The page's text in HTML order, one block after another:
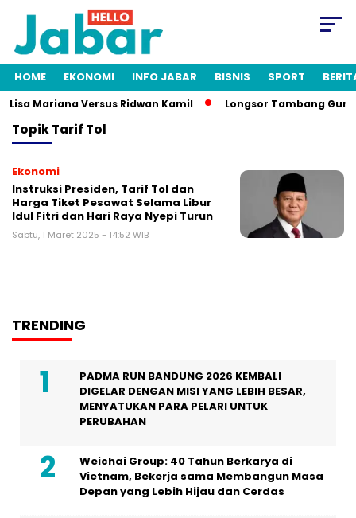
HOME EKONOMI INFO JABAR BISNIS SPORT
Mariana Versus Ridwan Kamil Longsor Tambang
TopikTarif Tol
Ekonomi
Instruksi Presiden, Tarif Tol dan
Harga Tiket Pesawat Selama Libur
Idul Fitri dan Hari Raya Nyepi Turun
Sabtu, 1 Maret 2025 - 14:52 WIB
TRENDING
PADMA RUN BANDUNG 2026 KEMBALI
DIGELAR DENGAN MISI YANG LEBIH BESAR,
MENYATUKAN PARA PELARI UNTUK
PERUBAHAN
Weichai Group: 40 Tahun Berkarya di
Vietnam, Bekerja sama Membangun Masa
Depan yang Lebih Hijau dan Cerdas